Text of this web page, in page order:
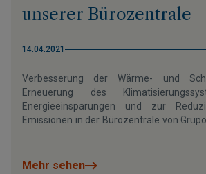
unserer Bürozentrale
14.04.2021
Verbesserung der Wärme- und
Erneuerung des
Energieeinsparungen und zur
Emissionen in der Bürozentrale von
Mehr sehen